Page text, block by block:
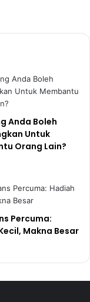
Anda Boleh
Untuk
Orang Lain?
Percuma:
Makna Besar